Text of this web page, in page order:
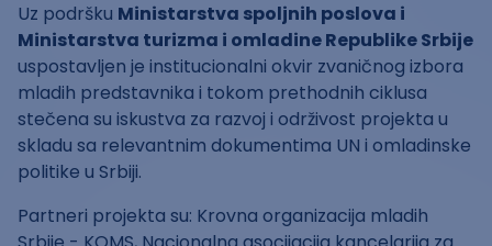
Uz podršku Ministarstva spoljnih poslova i
Ministarstva turizma i omladine Republike Srbije
uspostavljen je institucionalni okvir zvaničnog izbora
mladih predstavnika i tokom prethodnih ciklusa
stečena su iskustva za razvoj i održivost projekta u
skladu sa relevantnim dokumentima UN i omladinske
politike u Srbiji.
Partneri projekta su: Krovna organizacija mladih